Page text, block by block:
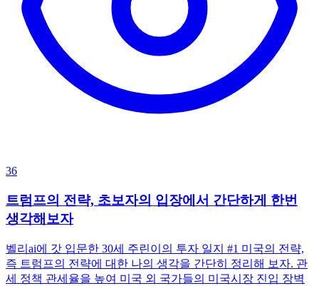
36
트럼프의 전략, 초보자의 입장에서 간단하게 한번
생각해보자
벨리ai에 갓 입문한 30세 주린이의 투자 일지 #1 미국의 전략,
즉 트럼프의 전략에 대한 나의 생각을 간단히 정리해 보자. 관
세 정책 관세율을 높여 미국 외 국가들의 미국시장 진입 장벽